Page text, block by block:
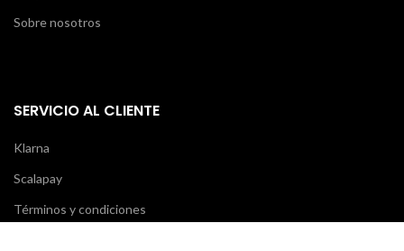
Sobre nosotros
SERVICIO AL CLIENTE
Klarna
Scalapay
Términos y condiciones